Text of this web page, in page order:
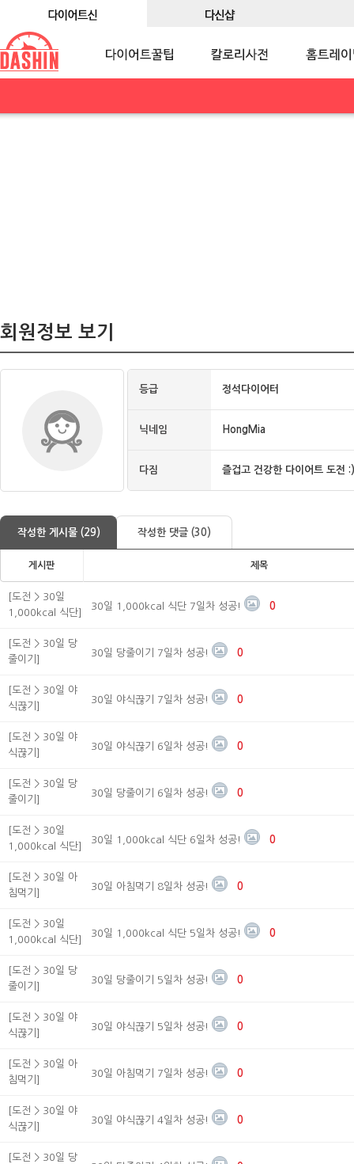
회원정보 보기
등급 정석다이어터
닉네임 HongMia
다짐 즐겁고 건강한 다이어트 도전 :)
작성한 게시물 (29) 작성한 댓글 (30)
게시판 제목
[도전 > 30일
1,000kcal 식단]
30일 1,000kcal 식단 7일차 성공! 0
[도전 > 30일 당
줄이기]
30일 당줄이기 7일차 성공! 0
[도전 > 30일 야
식끊기]
30일 야식끊기 7일차 성공! 0
[도전 > 30일 야
식끊기]
30일 야식끊기 6일차 성공! 0
[도전 > 30일 당
줄이기]
30일 당줄이기 6일차 성공! 0
[도전 > 30일
1,000kcal 식단]
30일 1,000kcal 식단 6일차 성공! 0
[도전 > 30일 아
침먹기]
30일 아침먹기 8일차 성공! 0
[도전 > 30일
1,000kcal 식단]
30일 1,000kcal 식단 5일차 성공! 0
[도전 > 30일 당
줄이기]
30일 당줄이기 5일차 성공! 0
[도전 > 30일 야
식끊기]
30일 야식끊기 5일차 성공! 0
[도전 > 30일 아
침먹기]
30일 아침먹기 7일차 성공! 0
[도전 > 30일 야
식끊기]
30일 야식끊기 4일차 성공! 0
[도전 > 30일 당